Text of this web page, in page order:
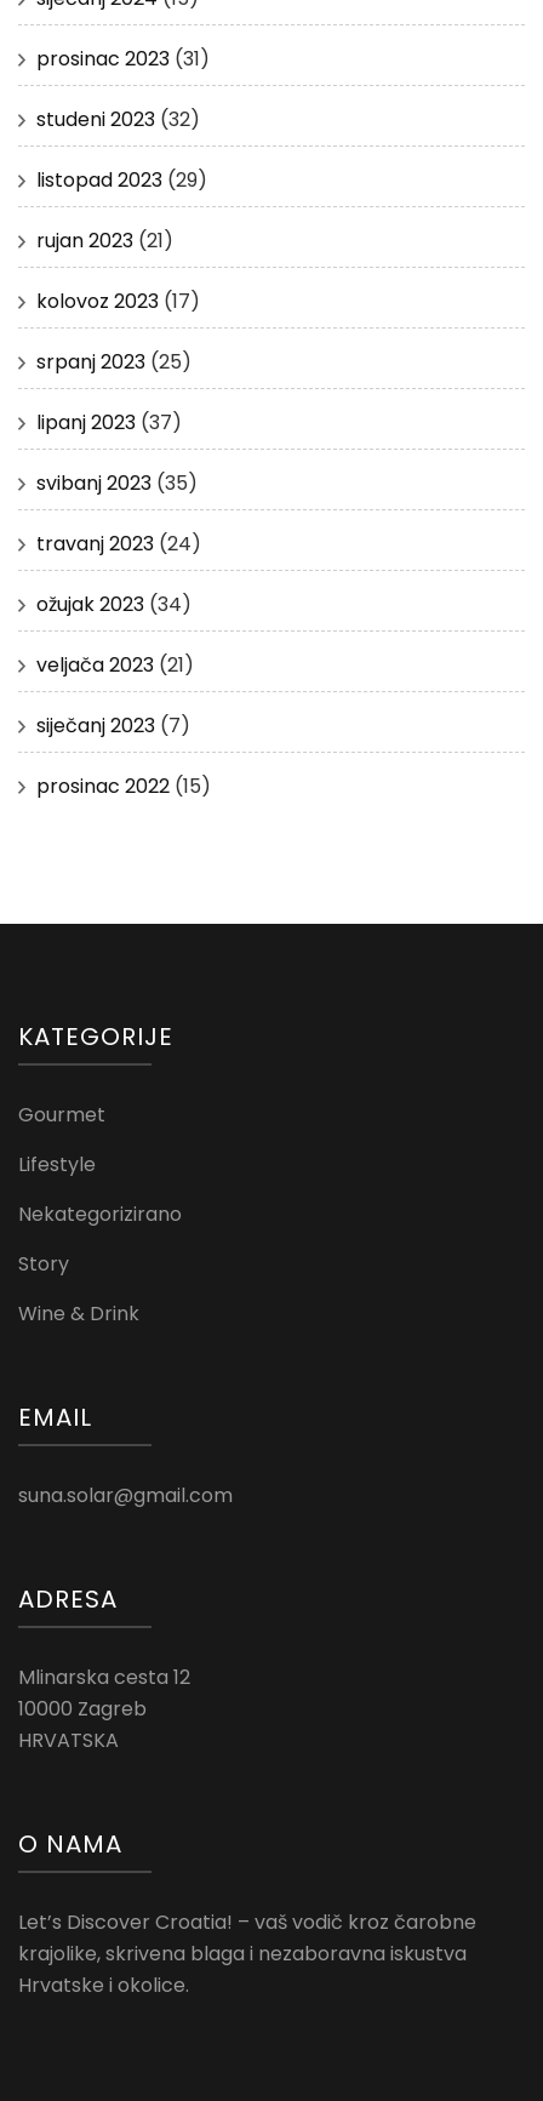
prosinac 2023 (31)
studeni 2023 (32)
listopad 2023 (29)
rujan 2023 (21)
kolovoz 2023 (17)
srpanj 2023 (25)
lipanj 2023 (37)
svibanj 2023 (35)
travanj 2023 (24)
ožujak 2023 (34)
veljača 2023 (21)
siječanj 2023 (7)
prosinac 2022 (15)
KATEGORIJE
Gourmet
Lifestyle
Nekategorizirano
Story
Wine & Drink
EMAIL
suna.solar@gmail.com
ADRESA
Mlinarska cesta 12
10000 Zagreb
HRVATSKA
O NAMA
Let’s Discover Croatia! – vaš vodič kroz čarobne
krajolike, skrivena blaga i nezaboravna iskustva
Hrvatske i okolice.